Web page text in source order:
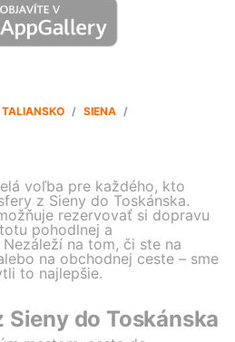
TALIANSKO / SIENA /
voľba pre každého, kto
z Sieny do Toskánska.
rezervovať si dopravu
pohodlnej a
na tom, či ste na
na obchodnej ceste – sme
to najlepšie.
Sieny do Toskánska